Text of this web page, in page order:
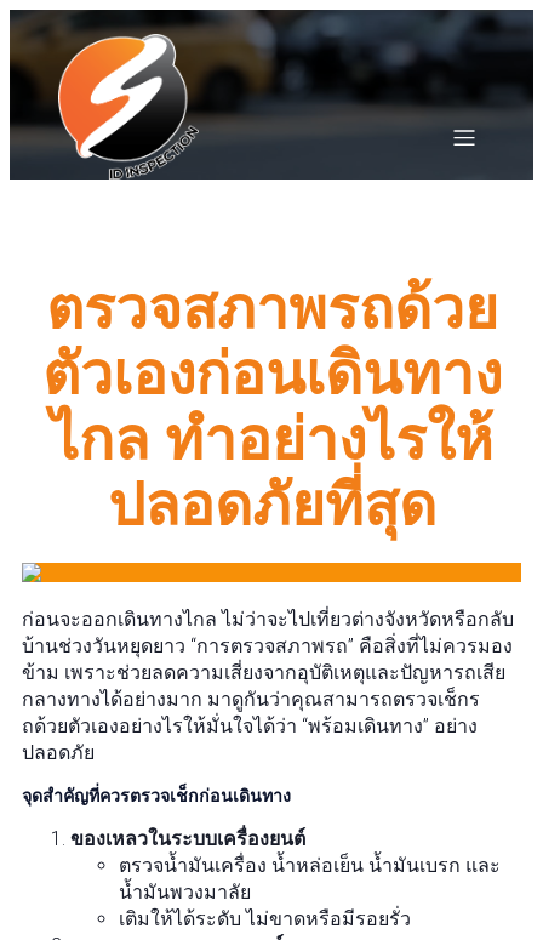
ตรวจสภาพรถด้วย
ตัวเองก่อนเดินทาง
ไกล ทำอย่างไรให้
ปลอดภัยที่สุด
ก่อนจะออกเดินทางไกล ไม่ว่าจะไปเที่ยวต่างจังหวัดหรือกลับ
บ้านช่วงวันหยุดยาว “การตรวจสภาพรถ” คือสิ่งที่ไม่ควรมอง
ข้าม เพราะช่วยลดความเสี่ยงจากอุบัติเหตุและปัญหารถเสีย
กลางทางได้อย่างมาก มาดูกันว่าคุณสามารถตรวจเช็กร
ถด้วยตัวเองอย่างไรให้มั่นใจได้ว่า “พร้อมเดินทาง” อย่าง
ปลอดภัย
จุดสำคัญที่ควรตรวจเช็กก่อนเดินทาง
ของเหลวในระบบเครื่องยนต์
ตรวจน้ำมันเครื่อง น้ำหล่อเย็น น้ำมันเบรก และ
น้ำมันพวงมาลัย
เติมให้ได้ระดับ ไม่ขาดหรือมีรอยรั่ว